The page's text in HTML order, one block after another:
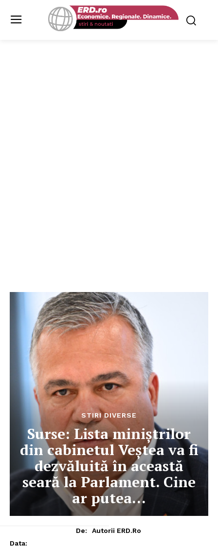
STIRI DIVERSE
Surse: Lista miniștrilor
din cabinetul Veștea va fi
dezvăluită în această
seară la Parlament. Cine
ar putea…
De:
Autorii ERD.ro
Data: